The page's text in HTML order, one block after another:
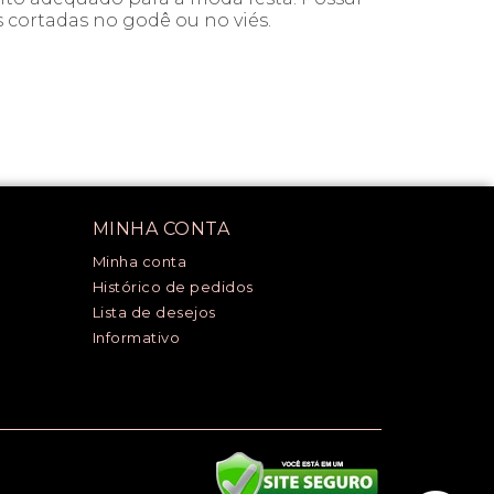
no godê ou no viés.
MINHA CONTA
Minha conta
Histórico de pedidos
Lista de desejos
Informativo